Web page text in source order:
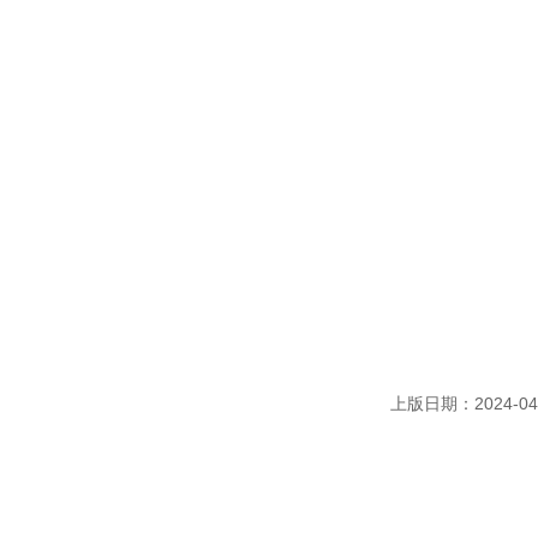
上版日期：2024-